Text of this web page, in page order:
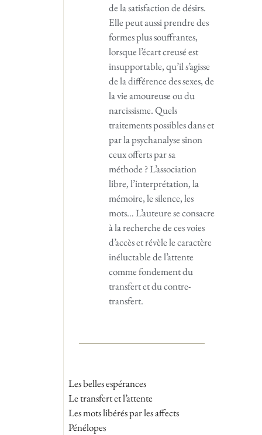
de la satisfaction de désirs.
Elle peut aussi prendre des
formes plus souffrantes,
lorsque l’écart creusé est
insupportable, qu’il s’agisse
de la différence des sexes, de
la vie amoureuse ou du
narcissisme. Quels
traitements possibles dans et
par la psychanalyse sinon
ceux offerts par sa
méthode ? L’association
libre, l’interprétation, la
mémoire, le silence, les
mots… L’auteure se consacre
à la recherche de ces voies
d’accès et révèle le caractère
inéluctable de l’attente
comme fondement du
transfert et du contre-
transfert.
Les belles espérances
Le transfert et l’attente
Les mots libérés par les affects
Pénélopes